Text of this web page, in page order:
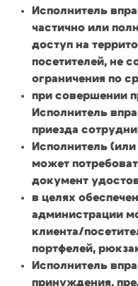
Исполнитель
частично или
доступ на
посетителей, не
ограничения по
при совершении
Исполнитель
приезда
Исполнитель
может
документ
в целях
администрации
клиента/
портфелей,
Исполнитель
принуждения,